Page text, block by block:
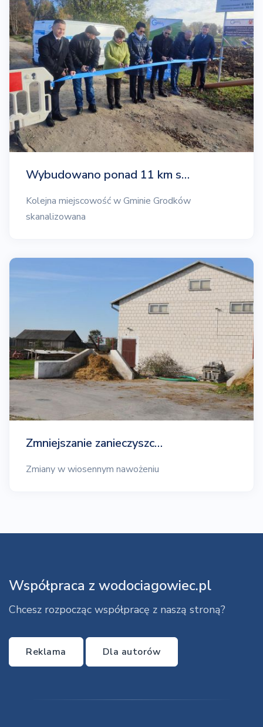
Wybudowano ponad 11 km s…
Kolejna miejscowość w Gminie Grodków
skanalizowana
Zmniejszanie zanieczyszc…
Zmiany w wiosennym nawożeniu
Współpraca z wodociagowiec.pl
Chcesz rozpocząc współpracę z naszą stroną?
Reklama Dla autorów